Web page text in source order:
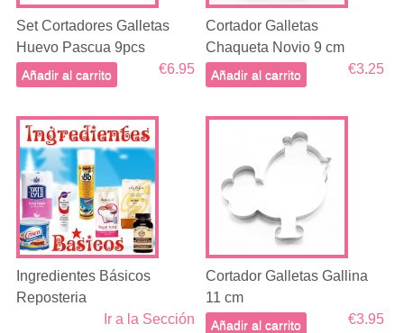
Set Cortadores Galletas
Huevo Pascua 9pcs
€6.95
Añadir al carrito
Cortador Galletas
Chaqueta Novio 9 cm
€3.25
Añadir al carrito
Ingredientes Básicos
Reposteria
Ir a la Sección
Cortador Galletas Gallina
11 cm
€3.95
Añadir al carrito